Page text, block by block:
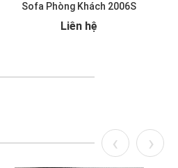
Sofa Phòng Khách 2006S
Liên hệ